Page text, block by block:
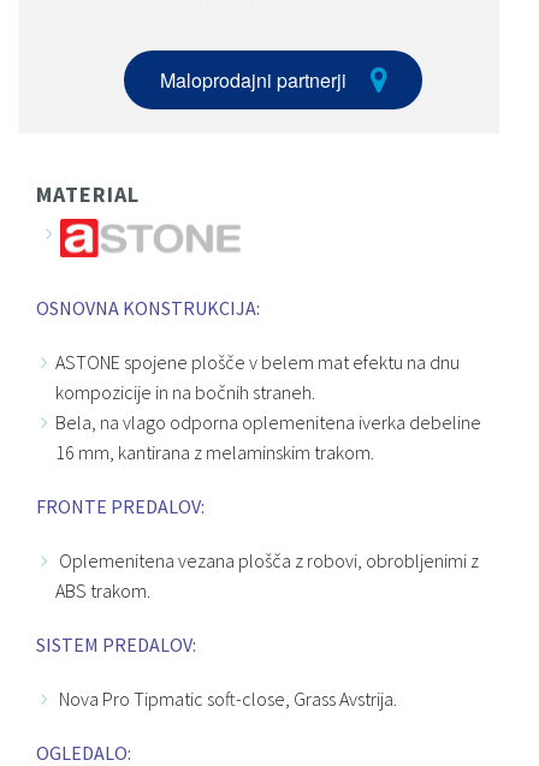
Maloprodajni partnerji
MATERIAL
OSNOVNA KONSTRUKCIJA:
ASTONE spojene plošče v belem mat efektu na dnu
kompozicije in na bočnih straneh.
Bela, na vlago odporna oplemenitena iverka debeline
16 mm, kantirana z melaminskim trakom.
FRONTE PREDALOV:
Oplemenitena vezana plošča z robovi, obrobljenimi z
ABS trakom.
SISTEM PREDALOV:
Nova Pro Tipmatic soft-close, Grass Avstrija.
OGLEDALO: